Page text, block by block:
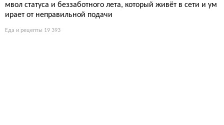
мвол статуса и беззаботного лета, который живёт в сети и ум
ирает от неправильной подачи
Еда и рецепты 19 393